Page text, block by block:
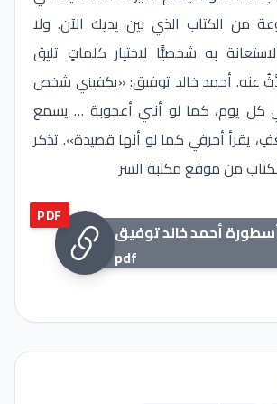
من الكتاب الذي بين يديك الآن. ولا
به شخصيًّا لاختيار كلماتٍ تليق
عنه. أحمد خالد توفيق: «يكفيني شخص
كل يوم، كما لو أنني أعجوبة … يسمع
يقرأ أحرفي كما لو أنها قصيدة». تذكر
من موقع مكتبة السر
PDF
أحمد خالد توفيق
pdf